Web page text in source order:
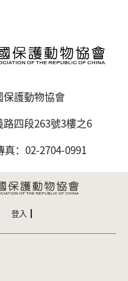
護動物協會
四段263號3樓之6
真：02-2704-0991
登入